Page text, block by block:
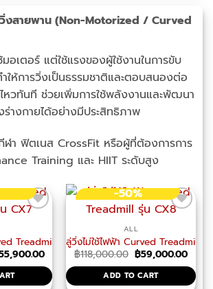
วิ่งสายพาน (Non-Motorized / Curved
มอเตอร์ แต่ใช้แรงของผู้ใช้งานในการขับ
ให้การวิ่งเป็นธรรมชาติและตอบสนองต่อ
หวทันที ช่วยเพิ่มการใช้พลังงานและพัฒนา
างกายได้อย่างมีประสิทธิภาพ
ฬา ฟิตเนส CrossFit หรือผู้ที่ต้องการการ
Training และ HIIT ระดับสูง
Treadmill รุ่น CX7
Current
is:
฿55,900.00.
-50%
ALL
ลู่วิ่งไม่ใช้ไฟฟ้า Curved Treadmill รุ่
฿118,000.00 Original
price
was:
฿118,000.00.
฿59,000.00
is:
฿
ADD TO CART